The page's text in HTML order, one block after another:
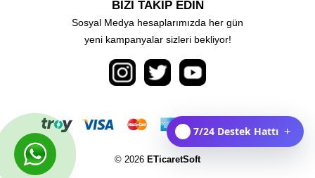
BİZİ TAKİP EDİN
Sosyal Medya hesaplarımızda her gün
yeni kampanyalar sizleri bekliyor!
© 2026 ETicaretSoft
7/24 Destek Hattı +